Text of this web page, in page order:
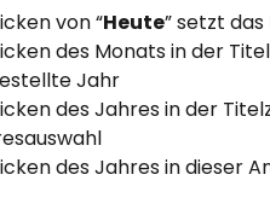
von “Heute” setzt
des Monats in der
Jahr
des Jahres in der
des Jahres in dieser